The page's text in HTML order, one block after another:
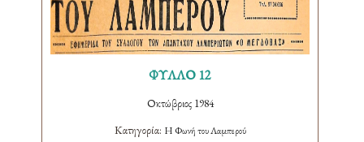
ΦΥΛΛΟ 12
Οκτώβριος 1984
Κατηγορία: Η Φωνή του Λαμπερού